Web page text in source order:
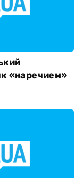
«наречием»